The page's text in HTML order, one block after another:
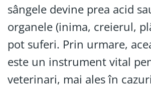
sângele devine prea acid
organele (inima, creierul,
pot suferi. Prin urmare,
este un instrument vital
veterinari, mai ales în